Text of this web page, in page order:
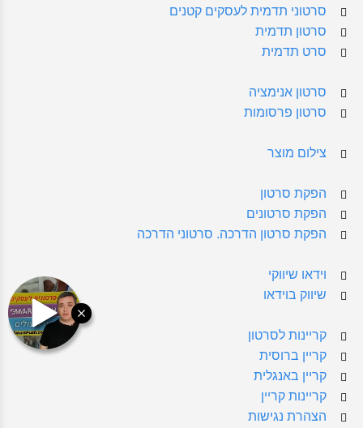
סרטוני תדמית לעסקים קטנים
סרטון תדמית
סרט תדמית
סרטון אנימציה
סרטון פרסומות
צילום מוצר
הפקת סרטון
הפקת סרטונים
הפקת סרטון הדרכה. סרטוני הדרכה
וידאו שיווקי
שיווק בוידאו
קריינות לסרטון
קריין ברוסית
קריין באנגלית
קריינות קריין
הצהרת נגישות